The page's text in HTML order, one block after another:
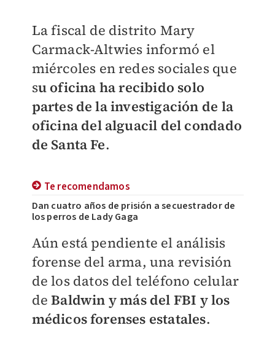
La fiscal de distrito Mary
Carmack-Altwies informó el
miércoles en redes sociales que
su oficina ha recibido solo
partes de la investigación de la
oficina del alguacil del condado
de Santa Fe.
Te recomendamos
Dan cuatro años de prisión a secuestrador de
los perros de Lady Gaga
Aún está pendiente el análisis
forense del arma, una revisión
de los datos del teléfono celular
deBaldwin y más del FBI y los
médicos forenses estatales.